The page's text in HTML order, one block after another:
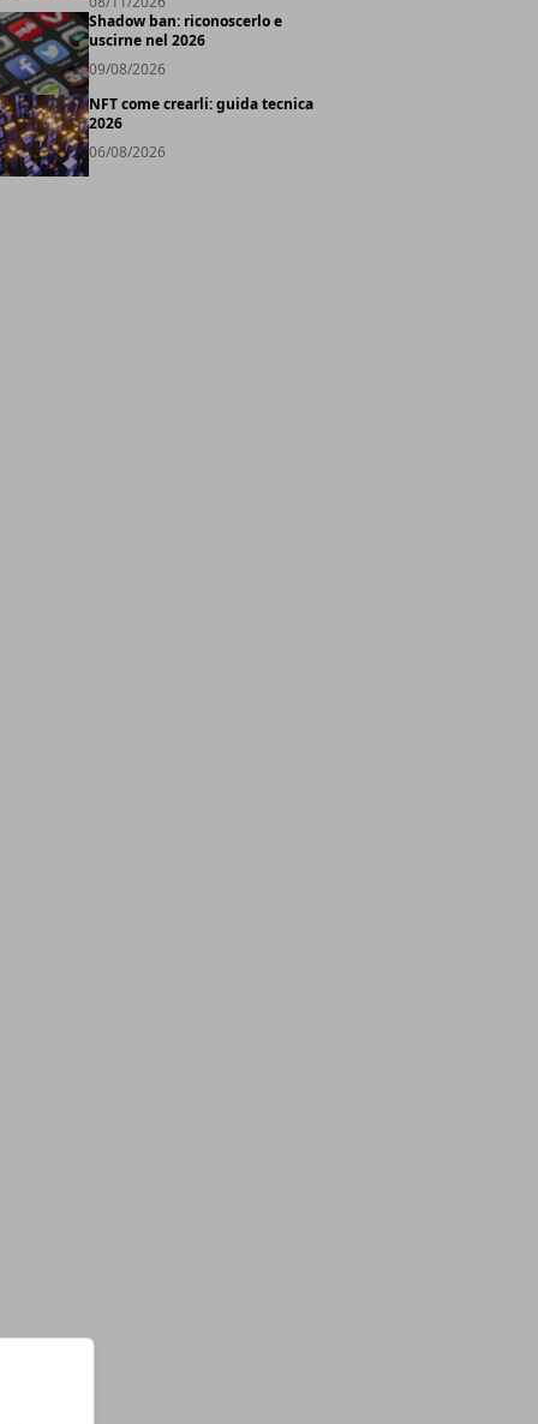
Shadow ban: riconoscerlo e
uscirne nel 2026
09/08/2026
NFT come crearli: guida tecnica
2026
06/08/2026